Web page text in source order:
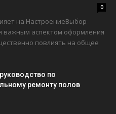
0
на НастроениеВыбор
важным аспектом оформления
повлиять на общее
по
ремонту полов